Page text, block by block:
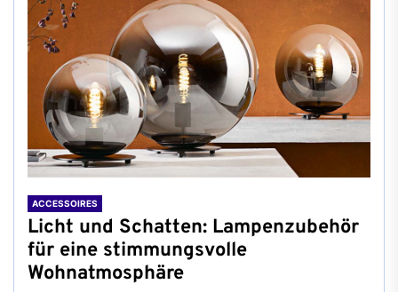
ACCESSOIRES
Licht und Schatten: Lampenzubehör
für eine stimmungsvolle
Wohnatmosphäre